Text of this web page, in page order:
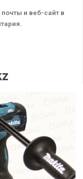
и веб-сайт в